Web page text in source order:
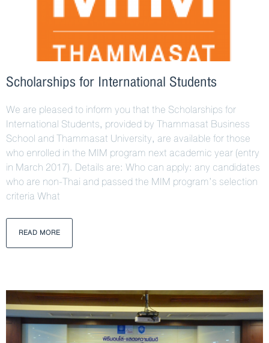
Scholarships for International Students
We are pleased to inform you that the Scholarships for
International Students, provided by Thammasat Business
School and Thammasat University, are available for those
who enrolled in the MIM program next academic year (entry
in March 2017). Details are: Who can apply: any candidates
who are non-Thai and passed the MIM program’s selection
criteria What
READ MORE